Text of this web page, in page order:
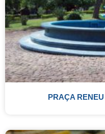
PRAÇA